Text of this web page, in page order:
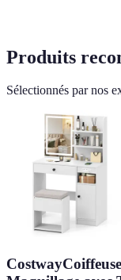
Produits
Sélectionnés par nos